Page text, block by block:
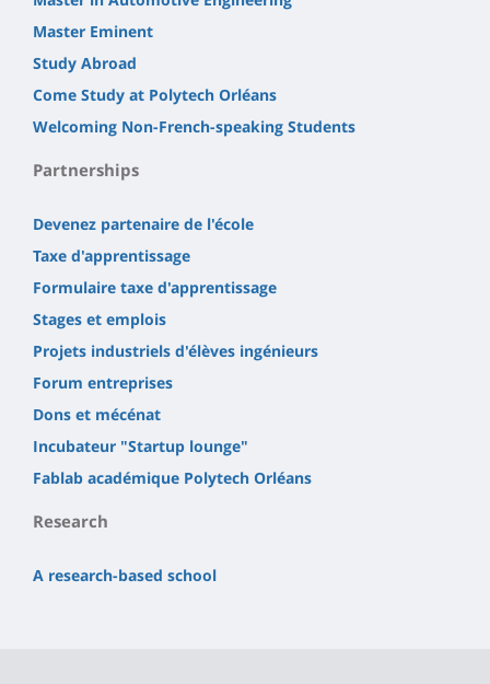
Master Eminent
Study Abroad
Come Study at Polytech Orléans
Welcoming Non-French-speaking Students
Partnerships
Devenez partenaire de l'école
Taxe d'apprentissage
Formulaire taxe d'apprentissage
Stages et emplois
Projets industriels d'élèves ingénieurs
Forum entreprises
Dons et mécénat
Incubateur "Startup lounge"
Fablab académique Polytech Orléans
Research
A research-based school